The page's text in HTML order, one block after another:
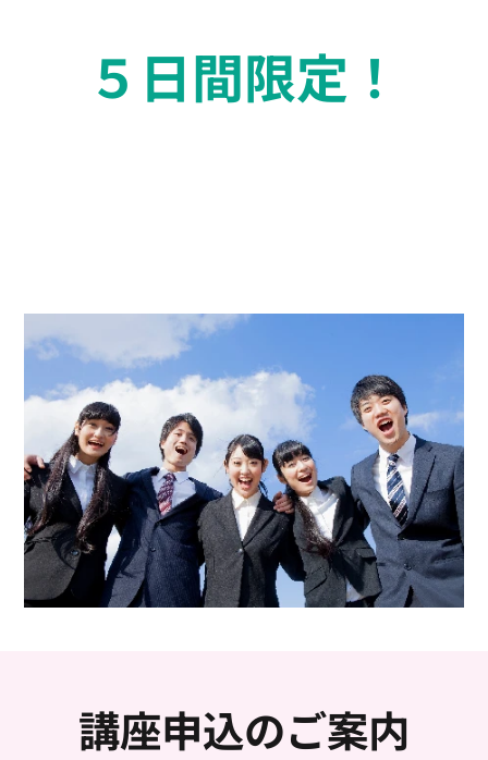
５日間限定！
講座申込のご案内